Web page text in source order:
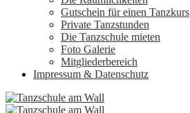
Gutschein für einen Tanzkurs
Private Tanzstunden
Die Tanzschule mieten
Foto Galerie
Mitgliederbereich
Impressum & Datenschutz